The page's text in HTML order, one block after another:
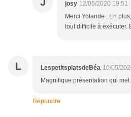
josy 12/05/2020 19:51
Merci Yolande . En
tout difficile à exécuter.
L LespetitsplatsdeBéa 10/05/
Magnifique présentation qui
Répondre